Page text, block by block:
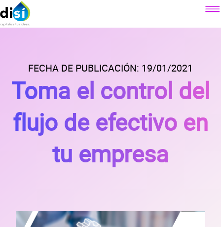
Factoraje electrónico
Crédito simple
Crédito revolvente
Simulador factoraje electrónico
Simulador crédito simple
Simulador crédito revolvente
Sobre DiSí
Nuestra misión
¿Qué es DiSí?
Lo que ofrecemos
Lo que dicen nuestros clientes
Contacto
FECHA DE PUBLICACIÓN: 19/01/2021
Toma el control del
flujo de efectivo en
tu empresa